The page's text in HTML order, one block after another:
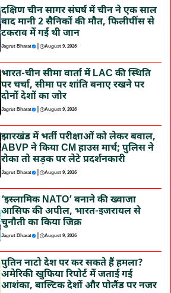
दक्षिण चीन सागर संघर्ष में चीन ने एक साल
बाद मानी 2 सैनिकों की मौत, फिलीपींस से
टकराव में गई थी जान
Jagrut Bharat | August 9, 2026
भारत-चीन सीमा वार्ता में LAC की स्थिति
पर चर्चा, सीमा पर शांति बनाए रखने पर
दोनों देशों का जोर
Jagrut Bharat | August 9, 2026
झारखंड में भर्ती परीक्षाओं को लेकर बवाल,
ABVP ने किया CM हाउस मार्च; पुलिस ने
रोका तो सड़क पर लेटे प्रदर्शनकारी
Jagrut Bharat | August 9, 2026
‘इस्लामिक NATO’ बनाने की ख्वाजा
आसिफ की अपील, भारत-इजरायल से
चुनौती का किया जिक्र
Jagrut Bharat | August 9, 2026
पुतिन नाटो देश पर कर सकते हैं हमला?
अमेरिकी खुफिया रिपोर्ट में जताई गई
आशंका, बाल्टिक देशों और पोलैंड पर नजर